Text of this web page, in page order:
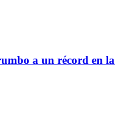
a un récord en la